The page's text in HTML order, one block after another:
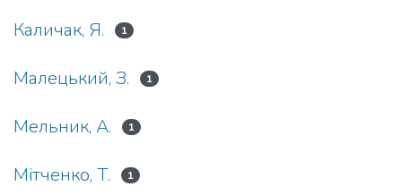
Каличак, Я. 1
Малецький, З. 1
Мельник, А. 1
Мітченко, Т. 1